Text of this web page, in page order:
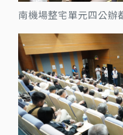
南機場整宅單元四公辦